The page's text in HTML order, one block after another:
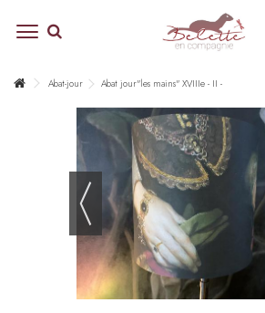
Abat-jour Abat jour"les mains" XVIIIe - II -